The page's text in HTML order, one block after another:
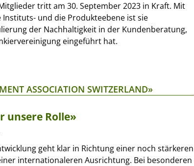
tritt am 30. September 2023 in Kraft. Mit
und die Produkteebene ist sie
der Nachhaltigkeit in der Kundenberatung,
eingeführt hat.
ASSOCIATION SWITZERLAND»
unsere Rolle»
geht klar in Richtung einer noch stärkeren
internationaleren Ausrichtung. Bei besonderen